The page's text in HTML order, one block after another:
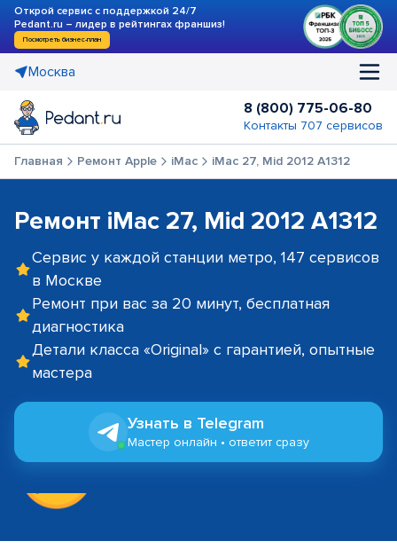
Открой сервис с поддержкой 24/7
Pedant.ru – лидер в рейтингах франшиз!
Посмотреть бизнес-план
Москва
8 (800) 775-06-80
Контакты 707 сервисов
Главная Ремонт Apple iMac iMac 27, Mid 2012 A1312
Ремонт iMac 27, Mid 2012 A1312
Сервис у каждой станции метро, 147 сервисов
в Москве
Ремонт при вас за 20 минут, бесплатная
диагностика
Детали класса «Original» с гарантией, опытные
мастера
Узнать в Telegram
Мастер онлайн • ответит сразу